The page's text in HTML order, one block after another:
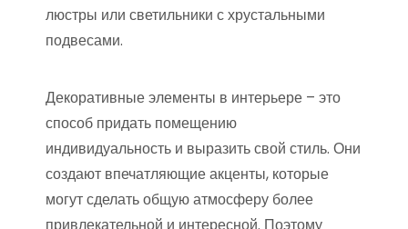
люстры или светильники с хрустальными
подвесами.
Декоративные элементы в интерьере – это
способ придать помещению
индивидуальность и выразить свой стиль. Они
создают впечатляющие акценты, которые
могут сделать общую атмосферу более